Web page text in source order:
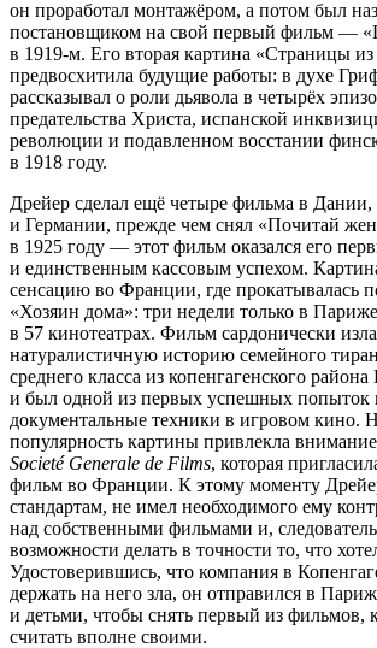
он проработал монтажёром, а потом был
постановщиком на свой первый фильм —
в 1919-м. Его вторая картина «Страницы
предвосхитила будущие работы: в духе
рассказывал о роли дьявола в четырёх
предательства Христа, испанской
революции и подавленном восстании
в 1918 году.
Дрейер сделал ещё четыре фильма в
и Германии, прежде чем снял «Почитай
в 1925 году — этот фильм оказался его
и единственным кассовым успехом.
сенсацию во Франции, где прокатывалась
«Хозяин дома»: три недели только в
в 57 кинотеатрах. Фильм сардонически
натуралистичную историю семейного
среднего класса из копенгагенского
и был одной из первых успешных попыток
документальные техники в игровом кино.
популярность картины привлекла
Societé Generale de Films, которая
фильм во Франции. К этому моменту
стандартам, не имел необходимого ему
над собственными фильмами и,
возможности делать в точности то, что
Удостоверившись, что компания в
держать на него зла, он отправился в
и детьми, чтобы снять первый из фильмов,
считать вполне своими.